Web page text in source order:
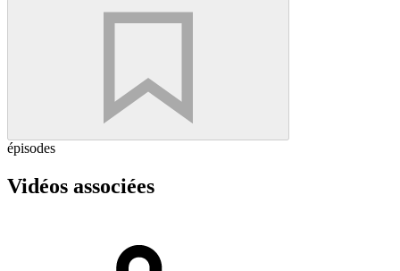
épisodes
Vidéos associées